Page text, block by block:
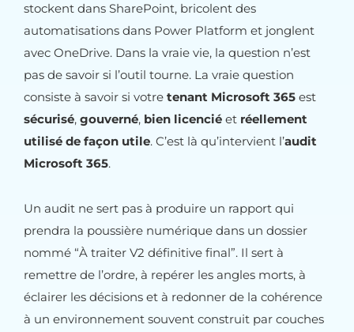
stockent dans SharePoint, bricolent des
automatisations dans Power Platform et jonglent
avec OneDrive. Dans la vraie vie, la question n’est
pas de savoir si l’outil tourne. La vraie question
consiste à savoir si votre tenant Microsoft 365 est
sécurisé, gouverné, bien licencié et réellement
utilisé de façon utile. C’est là qu’intervient l’audit
Microsoft 365.
Un audit ne sert pas à produire un rapport qui
prendra la poussière numérique dans un dossier
nommé “À traiter V2 définitive final”. Il sert à
remettre de l’ordre, à repérer les angles morts, à
éclairer les décisions et à redonner de la cohérence
à un environnement souvent construit par couches